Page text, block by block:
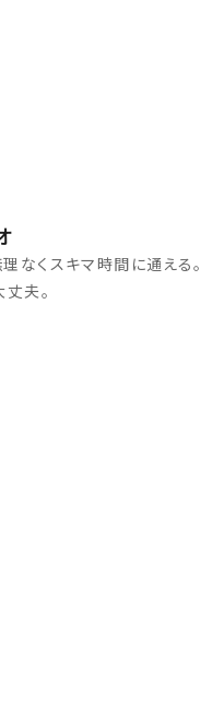
なくスキマ時間に通える。
夫。